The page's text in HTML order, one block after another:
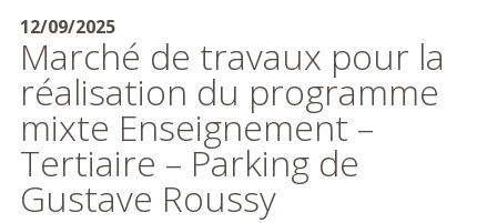
12/09/2025
Marché de travaux pour la
réalisation du programme
mixte Enseignement –
Tertiaire – Parking de
Gustave Roussy